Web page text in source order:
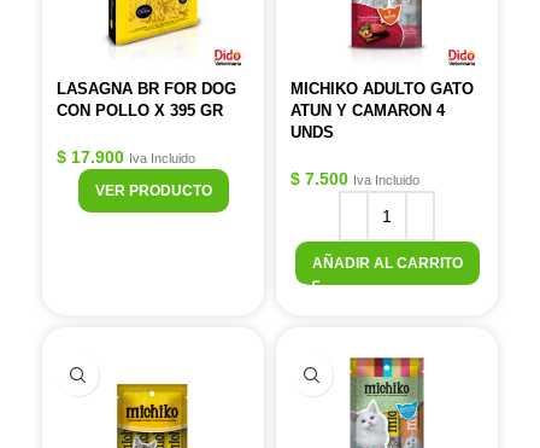
LASAGNA BR FOR DOG
CON POLLO X 395 GR
$ 17.900 Iva Incluido
VER PRODUCTO
MICHIKO ADULTO GATO
ATUN Y CAMARON 4
UNDS
$ 7.500 Iva Incluido
AÑADIR AL CARRITO